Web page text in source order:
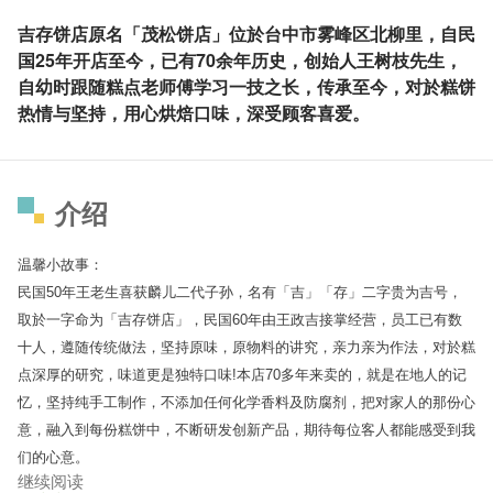
吉存饼店原名「茂松饼店」位於台中市雾峰区北柳里，自民
国25年开店至今，已有70余年历史，创始人王树枝先生，
自幼时跟随糕点老师傅学习一技之长，传承至今，对於糕饼
热情与坚持，用心烘焙口味，深受顾客喜爱。
介绍
温馨小故事：
民国50年王老生喜获麟儿二代子孙，名有「吉」「存」二字贵为吉号，
取於一字命为「吉存饼店」，民国60年由王政吉接掌经营，员工已有数
十人，遵随传统做法，坚持原味，原物料的讲究，亲力亲为作法，对於糕
点深厚的研究，味道更是独特口味!本店70多年来卖的，就是在地人的记
忆，坚持纯手工制作，不添加任何化学香料及防腐剂，把对家人的那份心
意，融入到每份糕饼中，不断研发创新产品，期待每位客人都能感受到我
们的心意。
继续阅读